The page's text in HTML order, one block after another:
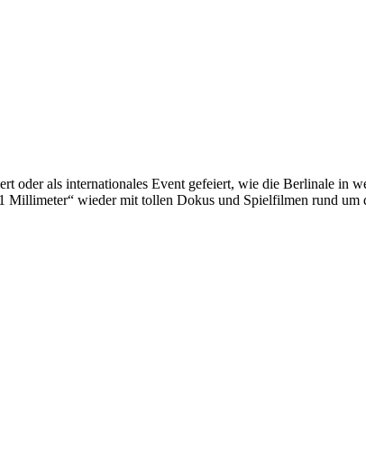
oder als internationales Event gefeiert, wie die Berlinale in
Millimeter“ wieder mit tollen Dokus und Spielfilmen rund